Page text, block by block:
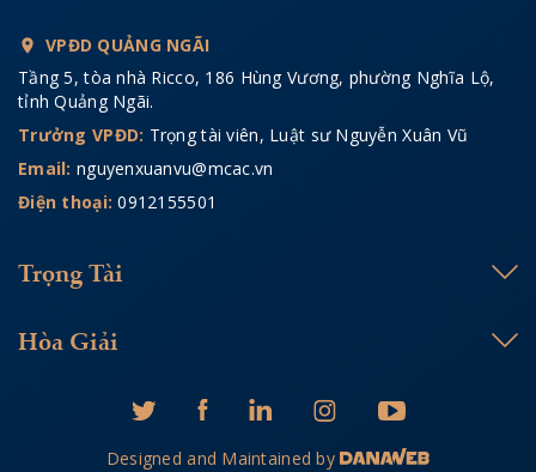
VPĐD QUẢNG NGÃI
Tầng 5, tòa nhà Ricco, 186 Hùng Vương, phường Nghĩa Lộ,
tỉnh Quảng Ngãi.
Trưởng VPĐD: Trọng tài viên, Luật sư Nguyễn Xuân Vũ
Email: nguyenxuanvu@mcac.vn
Điện thoại:0912155501
Trọng Tài
Hòa Giải
Designed and Maintained by